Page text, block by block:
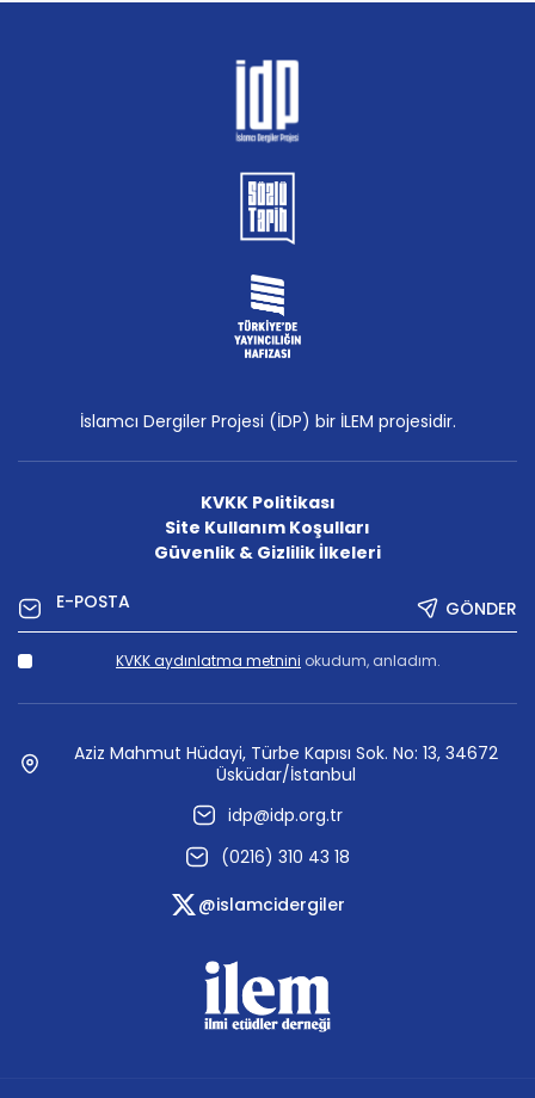
İslamcı Dergiler Projesi (İDP) bir İLEM projesidir.
KVKK Politikası
Site Kullanım Koşulları
Güvenlik & Gizlilik İlkeleri
GÖNDER
KVKK aydınlatma metnini okudum, anladım.
Aziz Mahmut Hüdayi, Türbe Kapısı Sok. No: 13, 34672
Üsküdar/İstanbul
idp@idp.org.tr
(0216) 310 43 18
@islamcidergiler